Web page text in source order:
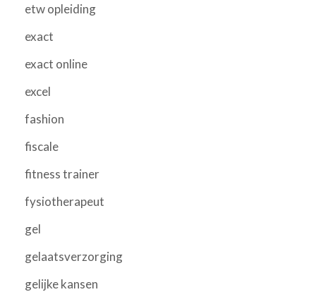
etw opleiding
exact
exact online
excel
fashion
fiscale
fitness trainer
fysiotherapeut
gel
gelaatsverzorging
gelijke kansen